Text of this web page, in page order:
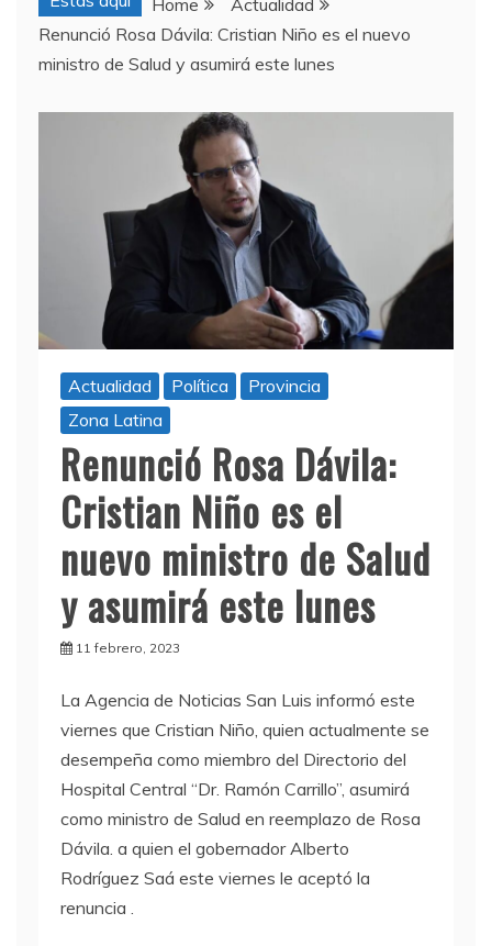
Home
Actualidad
Renunció Rosa Dávila: Cristian Niño es el nuevo
ministro de Salud y asumirá este lunes
Actualidad Política
Provincia
Zona Latina
Renunció Rosa Dávila:
Cristian Niño es el
nuevo ministro de Salud
y asumirá este lunes
11 febrero, 2023
La Agencia de Noticias San Luis informó este
viernes que Cristian Niño, quien actualmente se
desempeña como miembro del Directorio del
Hospital Central “Dr. Ramón Carrillo”, asumirá
como ministro de Salud en reemplazo de Rosa
Dávila. a quien el gobernador Alberto
Rodríguez Saá este viernes le aceptó la
renuncia .